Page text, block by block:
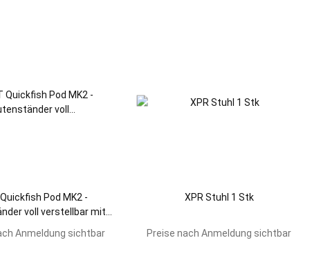
Quickfish Pod MK2 -
voll verstellbar mit
Anmeldung sichtbar
XPR Stuhl 1 Stk
Preise nach Anmeldung sichtbar